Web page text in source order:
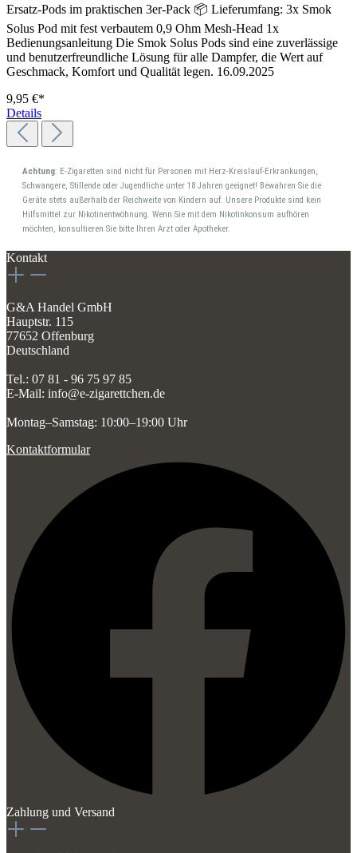
Ersatz-Pods im praktischen 3er-Pack 📦 Lieferumfang: 3x Smok
Solus Pod mit fest verbautem 0,9 Ohm Mesh-Head 1x
Bedienungsanleitung Die Smok Solus Pods sind eine zuverlässige
und benutzerfreundliche Lösung für alle Dampfer, die Wert auf
Geschmack, Komfort und Qualität legen. 16.09.2025
9,95 €*
Details
Achtung: E-Zigaretten sind nicht für Personen mit Herz-Kreislauf-Erkrankungen,
Schwangere, Stillende oder Jugendliche unter 18 Jahren geeignet! Bewahren Sie die
Geräte stets außerhalb der Reichweite von Kindern auf. Unsere Produkte sind kein
Hilfsmittel zur Nikotinentwöhnung. Wenn Sie mit dem Nikotinkonsum aufhören
möchten, konsultieren Sie bitte Ihren Arzt oder Apotheker.
Kontakt
G&A Handel GmbH
Hauptstr. 115
77652 Offenburg
Deutschland
Tel.: 07 81 - 96 75 97 85
E-Mail: info@e-zigarettchen.de
Montag–Samstag: 10:00–19:00 Uhr
Kontaktformular
Zahlung und Versand